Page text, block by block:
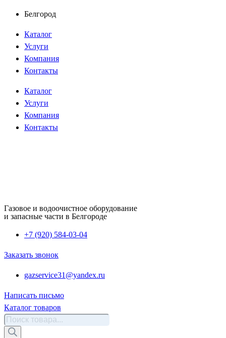
Перейти
содержимому
Белгород
Каталог
Услуги
Компания
Контакты
Каталог
Услуги
Компания
Контакты
Газовое и водоочистное оборудование
и запасные части в Белгороде
+7 (920) 584-03-04
Заказать звонок
gazservice31@yandex.ru
Написать письмо
Каталог товаров
Поиск
товаров